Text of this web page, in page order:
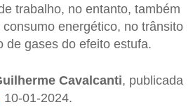
trabalho, no entanto, também
energético, no trânsito
de gases do efeito estufa.
Cavalcanti, publicada
10-01-2024.